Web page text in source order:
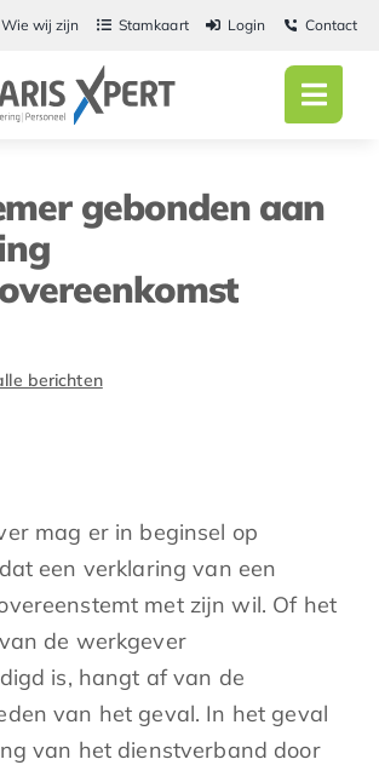
Wie wij zijn Stamkaart Login Contact
gebonden aan
berichten
mag er in beginsel op
een verklaring van een
met zijn wil. Of het
de werkgever
is, hangt af van de
van het geval. In het geval
van het dienstverband door